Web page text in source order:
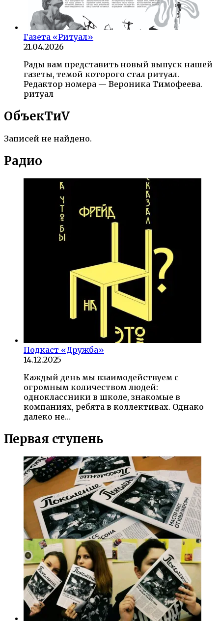
Газета «Ритуал»
21.04.2026
Рады вам представить новый выпуск нашей
газеты, темой которого стал ритуал.
Редактор номера — Вероника Тимофеева.
ритуал
ОбъекTиV
Записей не найдено.
Радио
Подкаст «Дружба»
14.12.2025
Каждый день мы взаимодействуем с
огромным количеством людей:
одноклассники в школе, знакомые в
компаниях, ребята в коллективах. Однако
далеко не…
Первая ступень